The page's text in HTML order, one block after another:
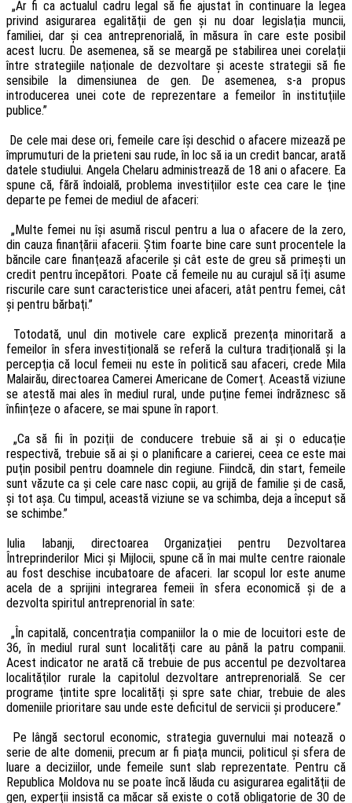
„Ar fi ca actualul cadru legal să fie ajustat în continuare la legea
privind asigurarea egalităţii de gen şi nu doar legislaţia muncii,
familiei, dar şi cea antreprenorială, în măsura în care este posibil
acest lucru. De asemenea, să se meargă pe stabilirea unei corelaţii
între strategiile naţionale de dezvoltare şi aceste strategii să fie
sensibile la dimensiunea de gen. De asemenea, s-a propus
introducerea unei cote de reprezentare a femeilor în instituţiile
publice.”
De cele mai dese ori, femeile care îşi deschid o afacere mizează pe
împrumuturi de la prieteni sau rude, în loc să ia un credit bancar, arată
datele studiului. Angela Chelaru administrează de 18 ani o afacere. Ea
spune că, fără îndoială, problema investiţiilor este cea care le ţine
departe pe femei de mediul de afaceri:
„Multe femei nu îşi asumă riscul pentru a lua o afacere de la zero,
din cauza finanţării afacerii. Ştim foarte bine care sunt procentele la
băncile care finanţează afacerile şi cât este de greu să primeşti un
credit pentru începători. Poate că femeile nu au curajul să îţi asume
riscurile care sunt caracteristice unei afaceri, atât pentru femei, cât
şi pentru bărbaţi.”
Totodată, unul din motivele care explică prezenţa minoritară a
femeilor în sfera investiţională se referă la cultura tradiţională şi la
percepţia că locul femeii nu este în politică sau afaceri, crede Mila
Malairău, directoarea Camerei Americane de Comerţ. Această viziune
se atestă mai ales în mediul rural, unde puţine femei îndrăznesc să
înfiinţeze o afacere, se mai spune în raport.
„Ca să fii în poziţii de conducere trebuie să ai şi o educaţie
respectivă, trebuie să ai şi o planificare a carierei, ceea ce este mai
puţin posibil pentru doamnele din regiune. Fiindcă, din start, femeile
sunt văzute ca şi cele care nasc copii, au grijă de familie şi de casă,
şi tot aşa. Cu timpul, această viziune se va schimba, deja a început să
se schimbe.”
Iulia Iabanji, directoarea Organizaţiei pentru Dezvoltarea
Întreprinderilor Mici şi Mijlocii, spune că în mai multe centre raionale
au fost deschise incubatoare de afaceri. Iar scopul lor este anume
acela de a sprijini integrarea femeii în sfera economică şi de a
dezvolta spiritul antreprenorial în sate:
„În capitală, concentraţia companiilor la o mie de locuitori este de
36, în mediul rural sunt localităţi care au până la patru companii.
Acest indicator ne arată că trebuie de pus accentul pe dezvoltarea
localităţilor rurale la capitolul dezvoltare antreprenorială. Se cer
programe ţintite spre localităţi şi spre sate chiar, trebuie de ales
domeniile prioritare sau unde este deficitul de servicii şi producere.”
Pe lângă sectorul economic, strategia guvernului mai notează o
serie de alte domenii, precum ar fi piaţa muncii, politicul şi sfera de
luare a deciziilor, unde femeile sunt slab reprezentate. Pentru că
Republica Moldova nu se poate încă lăuda cu asigurarea egalităţii de
gen, experţii insistă ca măcar să existe o cotă obligatorie de 30 de